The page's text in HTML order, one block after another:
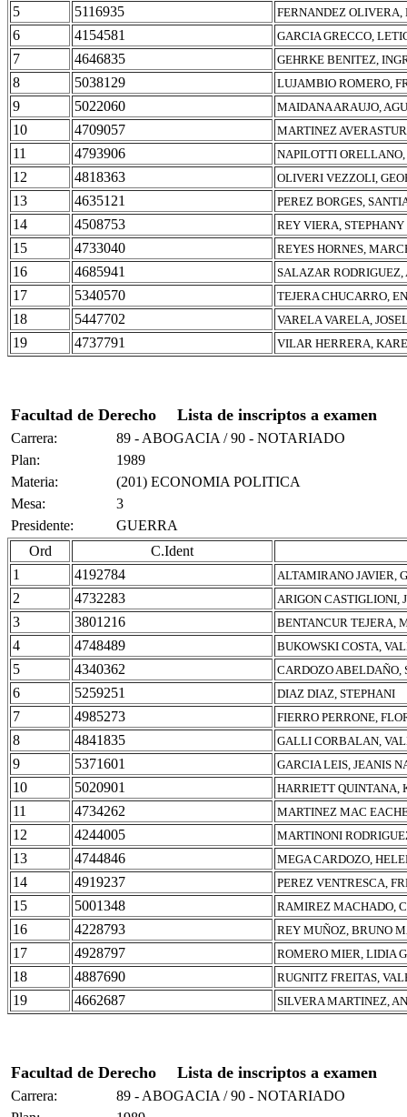
5 5116935 FERNANDEZ OLIVERA,
6 4154581 GARCIA GRECCO,
7 4646835 GEHRKE BENITEZ,
8 5038129 LUJAMBIO ROMERO,
9 5022060 MAIDANA ARAUJO,
10 4709057 MARTINEZ
11 4793906 NAPILOTTI
12 4818363 OLIVERI VEZZOLI,
13 4635121 PEREZ BORGES,
14 4508753 REY VIERA,
15 4733040 REYES HORNES,
16 4685941 SALAZAR
17 5340570 TEJERA CHUCARRO,
18 5447702 VARELA VARELA,
19 4737791 VILAR HERRERA,
Facultad de Derecho Lista de inscriptos a examen
Carrera:
89 - ABOGACIA / 90 - NOTARIADO
Plan:
1989
Materia:
(201) ECONOMIA POLITICA
Mesa:
3
Presidente:
GUERRA
Ord
C.Ident
1
4192784 ALTAMIRANO JAVIER,
2 4732283 ARIGON CASTIGLIONI,
3 3801216 BENTANCUR TEJERA,
4 4748489 BUKOWSKI COSTA,
5 4340362 CARDOZO ABELDAÑO,
6 5259251 DIAZ DIAZ, STEPHANI
7 4985273 FIERRO PERRONE,
8 4841835 GALLI CORBALAN,
9 5371601 GARCIA LEIS, JEANIS
10 5020901 HARRIETT QUINTANA,
11 4734262 MARTINEZ MAC
12 4244005 MARTINONI
13 4744846 MEGA CARDOZO,
14 4919237 PEREZ VENTRESCA,
15 5001348 RAMIREZ MACHADO,
16 4228793 REY MUÑOZ, BRUNO
17 4928797 ROMERO MIER, LIDIA
18 4887690 RUGNITZ FREITAS,
19 4662687 SILVERA MARTINEZ,
Facultad de Derecho Lista de inscriptos a examen
Carrera:
89 - ABOGACIA / 90 - NOTARIADO